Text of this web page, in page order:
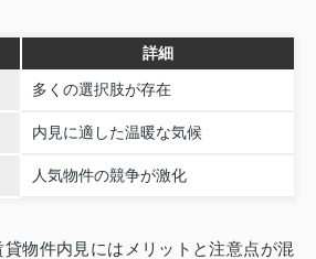
詳細
多くの選択肢が存在
内見に適した温暖な気候
人気物件の競争が激化
物件内見にはメリットと注意点が混